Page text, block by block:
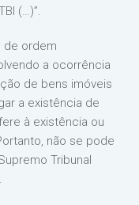
(…)”.
de ordem
a ocorrência
de bens imóveis
a existência de
à existência ou
não se pode
Tribunal